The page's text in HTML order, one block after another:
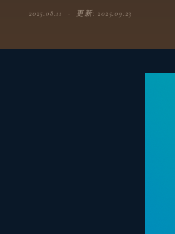
2025.08.11 · 更新: 2025.09.23